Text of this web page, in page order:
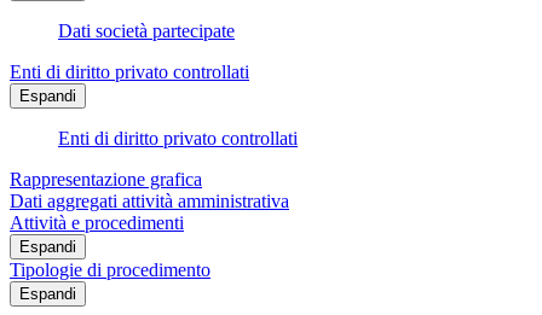
Dati società partecipate
Enti di diritto privato controllati
Espandi
Enti di diritto privato controllati
Rappresentazione grafica
Dati aggregati attività amministrativa
Attività e procedimenti
Espandi
Tipologie di procedimento
Espandi